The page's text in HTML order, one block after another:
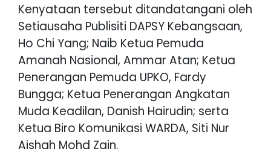
Kenyataan tersebut ditandatangani oleh
Setiausaha Publisiti DAPSY Kebangsaan,
Ho Chi Yang; Naib Ketua Pemuda
Amanah Nasional, Ammar Atan; Ketua
Penerangan Pemuda UPKO, Fardy
Bungga; Ketua Penerangan Angkatan
Muda Keadilan, Danish Hairudin; serta
Ketua Biro Komunikasi WARDA, Siti Nur
Aishah Mohd Zain.